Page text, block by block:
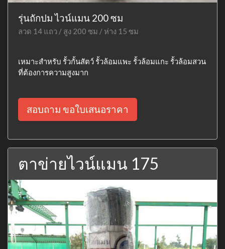
รุ่นถักปม ไวน์แมน 200 ซม
ลวด 14 แถว / สูง 200 ซม / ห่าง 15 ซม
เหมาะสำหรับ รั้วกั้นสัตว์ รั้วล้อมแพะ รั้วล้อมแกะ รั้วล้อมสวน
ที่ต้องการความสูงมาก
สอบถาม ขอใบเสนอราคา
ตาข่ายไวน์แมน 175